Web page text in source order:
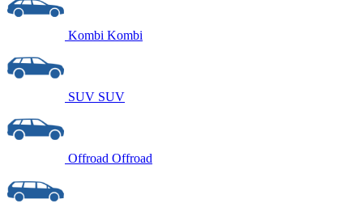
Kombi Kombi
SUV SUV
Offroad Offroad